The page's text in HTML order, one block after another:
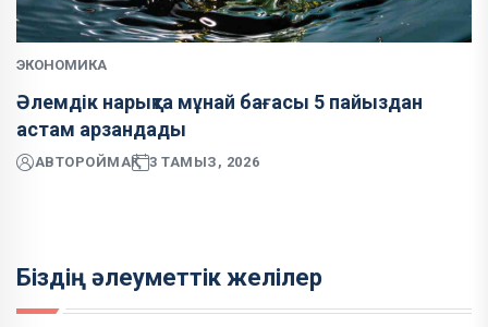
ЭКОНОМИКА
Әлемдік нарықта мұнай бағасы 5 пайыздан
астам арзандады
АВТОРОЙМАҚ 3 ТАМЫЗ, 2026
Біздің әлеуметтік желілер